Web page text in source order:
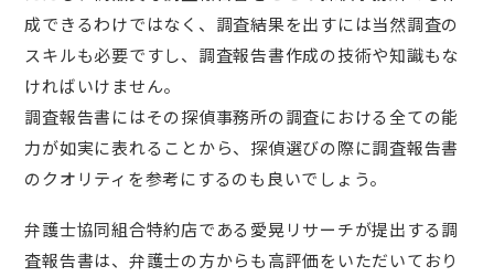
成できるわけではなく、調査結果を出すには当然調査の
スキルも必要ですし、調査報告書作成の技術や知識もな
ければいけません。
調査報告書にはその探偵事務所の調査における全ての能
力が如実に表れることから、探偵選びの際に調査報告書
のクオリティを参考にするのも良いでしょう。
弁護士協同組合特約店である愛晃リサーチが提出する調
査報告書は、弁護士の方からも高評価をいただいており